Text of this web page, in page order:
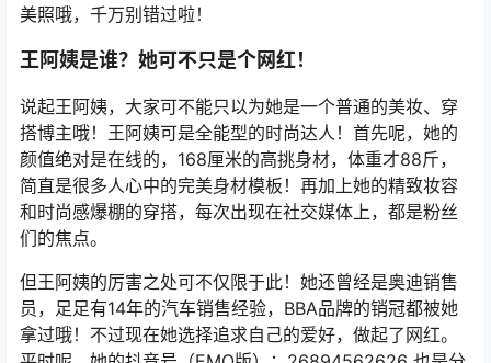
美照哦，千万别错过啦！
王阿姨是谁？她可不只是个网红！
说起王阿姨，大家可不能只以为她是一个普通的美妆、穿
搭博主哦！王阿姨可是全能型的时尚达人！首先呢，她的
颜值绝对是在线的，168厘米的高挑身材，体重才88斤，
简直是很多人心中的完美身材模板！再加上她的精致妆容
和时尚感爆棚的穿搭，每次出现在社交媒体上，都是粉丝
们的焦点。
但王阿姨的厉害之处可不仅限于此！她还曾经是奥迪销售
员，足足有14年的汽车销售经验，BBA品牌的销冠都被她
拿过哦！不过现在她选择追求自己的爱好，做起了网红。